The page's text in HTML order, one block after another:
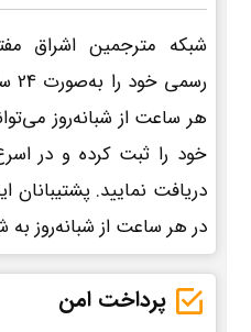
شبکه مترجمین اشراق
هر ساعت از شبانه‌روز
خود را ثبت کرده و در
دریافت نمایید. پشتیبانان
در هر ساعت از شبانه‌روز
پرداخت امن